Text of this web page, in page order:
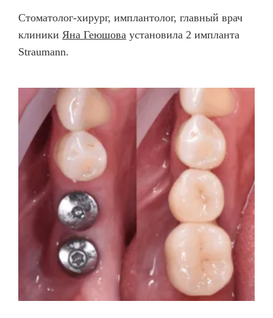
результатам диагностики.
Стоматолог-хирург, имплантолог, главный врач
клиники Яна Геюшова установила 2 импланта
Straumann.